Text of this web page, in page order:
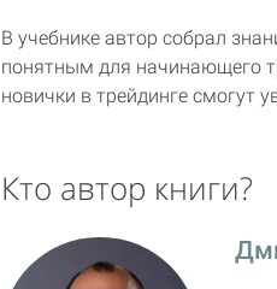
В учебнике автор собрал
понятным для начинающего
новички в трейдинге смогут
Кто автор книги?